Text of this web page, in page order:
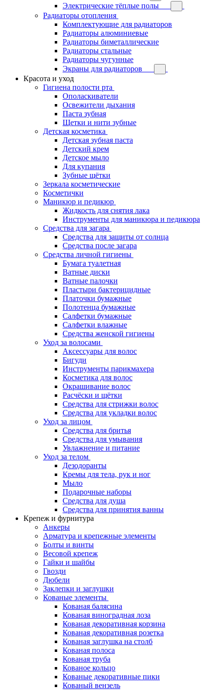
Электрические тёплые полы
Радиаторы отопления
Комплектующие для радиаторов
Радиаторы алюминиевые
Радиаторы биметаллические
Радиаторы стальные
Радиаторы чугунные
Экраны для радиаторов
Красота и уход
Гигиена полости рта
Ополаскиватели
Освежители дыхания
Паста зубная
Щетки и нити зубные
Детская косметика
Детская зубная паста
Детский крем
Детское мыло
Для купания
Зубные щётки
Зеркала косметические
Косметички
Маникюр и педикюр
Жидкость для снятия лака
Инструменты для маникюра и педикюра
Средства для загара
Средства для защиты от солнца
Средства после загара
Средства личной гигиены
Бумага туалетная
Ватные диски
Ватные палочки
Пластыри бактерицидные
Платочки бумажные
Полотенца бумажные
Салфетки бумажные
Салфетки влажные
Средства женской гигиены
Уход за волосами
Аксессуары для волос
Бигуди
Инструменты парикмахера
Косметика для волос
Окрашивание волос
Расчёски и щётки
Средства для стрижки волос
Средства для укладки волос
Уход за лицом
Средства для бритья
Средства для умывания
Увлажнение и питание
Уход за телом
Дезодоранты
Кремы для тела, рук и ног
Мыло
Подарочные наборы
Средства для душа
Средства для принятия ванны
Крепеж и фурнитура
Анкеры
Арматура и крепежные элементы
Болты и винты
Весовой крепеж
Гайки и шайбы
Гвозди
Дюбели
Заклепки и заглушки
Кованые элементы
Кованая балясина
Кованая виноградная лоза
Кованая декоративная корзина
Кованая декоративная розетка
Кованая заглушка на столб
Кованая полоса
Кованая труба
Кованое кольцо
Кованые декоративные пики
Кованый вензель